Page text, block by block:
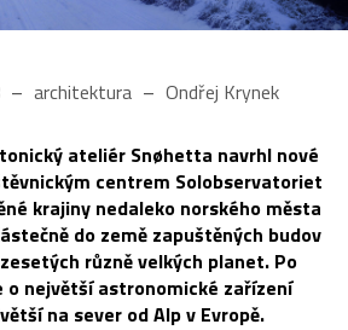
architektura Ondřej Krynek
ateliér Snøhetta navrhl nové
centrem Solobservatoriet
krajiny nedaleko norského města
do země zapuštěných budov
různě velkých planet. Po
o největší astronomické zařízení
na sever od Alp v Evropě.